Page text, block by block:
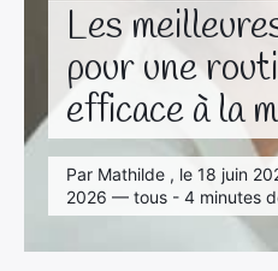
Les
pour une
efficace à la
Par Mathilde , le 18 juin
2026 — tous - 4 minutes